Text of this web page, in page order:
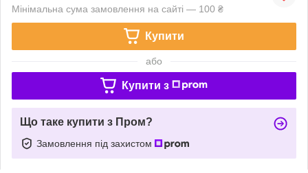
Мінімальна сума замовлення на сайті — 100 ₴
Купити
або
Купити з
Що таке купити з Пром?
Замовлення під захистом